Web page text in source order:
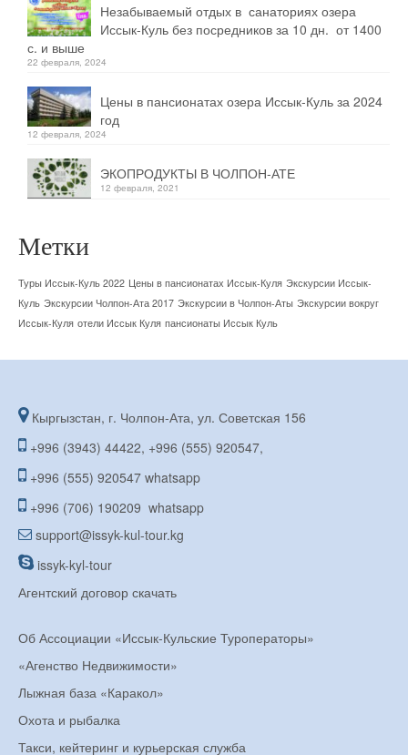
Незабываемый отдых в санаториях озера
Иссык-Куль без посредников за 10 дн. от 1400
с. и выше
22 февраля, 2024
Цены в пансионатах озера Иссык-Куль за 2024
год
12 февраля, 2024
ЭКОПРОДУКТЫ В ЧОЛПОН-АТЕ
12 февраля, 2021
Метки
Туры Иссык-Куль 2022 Цены в пансионатах Иссык-Куля Экскурсии Иссык-
Куль Экскурсии Чолпон-Ата 2017 Экскурсии в Чолпон-Аты Экскурсии вокруг
Иссык-Куля отели Иссык Куля пансионаты Иссык Куль
Кыргызстан, г. Чолпон-Ата, ул. Советская 156
+996 (3943) 44422, +996 (555) 920547,
+996 (555) 920547 whatsapp
+996 (706) 190209 whatsapp
support@issyk-kul-tour.kg
issyk-kyl-tour
Агентский договор скачать
Об Ассоциации «Иссык-Кульские Туроператоры»
«Агенство Недвижимости»
Лыжная база «Каракол»
Охота и рыбалка
Такси, кейтеринг и курьерская служба